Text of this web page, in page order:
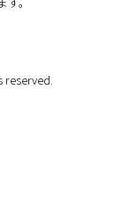
reserved.